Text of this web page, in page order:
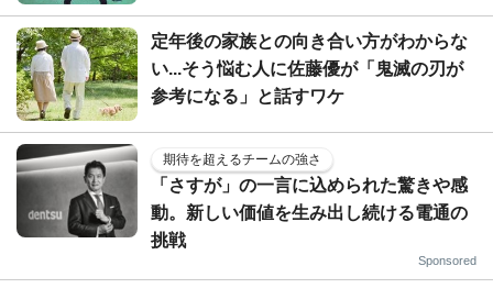
定年後の家族との向き合い方がわからな
い...そう悩む人に佐藤優が「鬼滅の刃が
参考になる」と話すワケ
期待を超えるチームの強さ
「さすが」の一言に込められた驚きや感
動。新しい価値を生み出し続ける電通の
挑戦
Sponsored